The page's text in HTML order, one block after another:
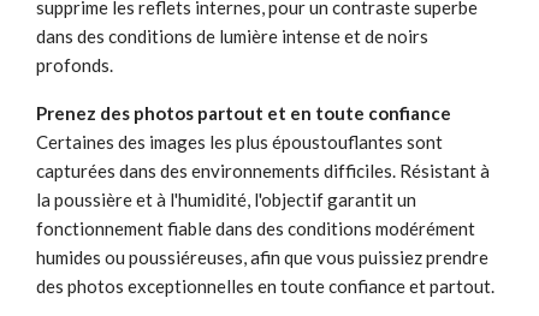
supprime les reflets internes, pour un contraste superbe
dans des conditions de lumière intense et de noirs
profonds.
Prenez des photos partout et en toute confiance
Certaines des images les plus époustouflantes sont
capturées dans des environnements difficiles. Résistant à
la poussière et à l'humidité, l'objectif garantit un
fonctionnement fiable dans des conditions modérément
humides ou poussiéreuses, afin que vous puissiez prendre
des photos exceptionnelles en toute confiance et partout.